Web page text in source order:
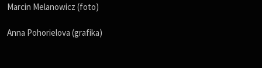
Marcin Melanowicz (foto)
Anna Pohorielova (grafika)